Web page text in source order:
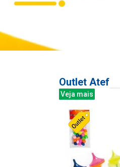
Outlet Atef
Veja mais